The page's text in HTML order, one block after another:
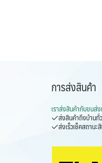
การส่งสินค้า
เราส่งสินค้ากับขนส่
ส่งสินค้าถึงบ้านทั่
ส่งเร็วเช็คสถานะ